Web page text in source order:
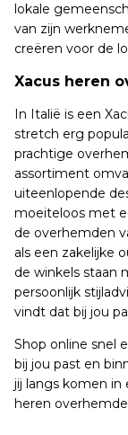
lokale
van zijn
creëren voor de
Xacus heren
In Italië is een
stretch erg
prachtige
assortiment
uiteenlopende
moeiteloos met
de overhemden
als een zakelijke
de winkels staan
persoonlijk
vindt dat bij jou
Shop online snel
bij jou past en
jij langs komen in
heren